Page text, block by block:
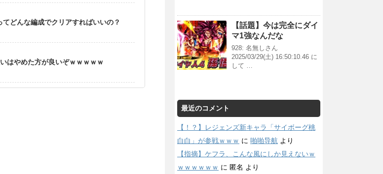
どんな編成でクリアすればいいの？
はやめた方が良いぞｗｗｗｗｗ
【話題】今は完全にダイ
マ1強なんだな
928: 名無しさん
2025/03/29(土) 16:50:10.46 に
して …
最近のコメント
【！？】レジェンズ新キャラ「サイボーグ桃
白白」が参戦ｗｗｗ に 啪啪导航 より
【指摘】ケフラ、こんな風にしか見えないｗ
ｗｗｗｗｗｗ に 匿名 より